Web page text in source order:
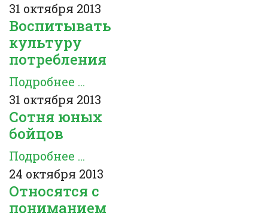
31 октября 2013
Воспитывать
культуру
потребления
Подробнее ...
31 октября 2013
Сотня юных
бойцов
Подробнее ...
24 октября 2013
Относятся с
пониманием